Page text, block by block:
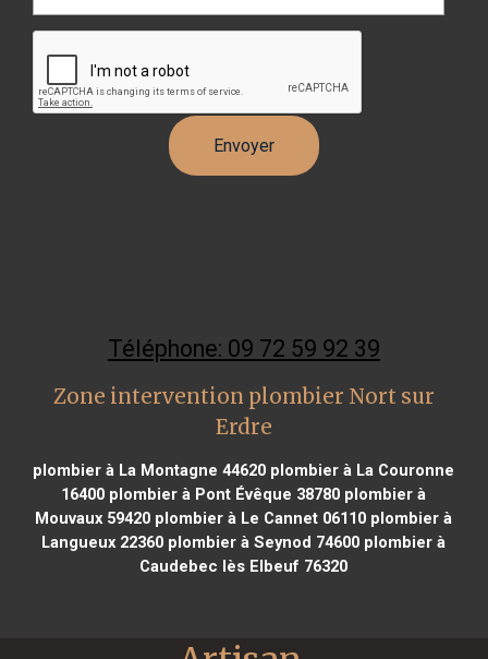
Téléphone: 09 72 59 92 39
Zone intervention plombier Nort sur
Erdre
plombier à La Montagne 44620 plombier à La Couronne
16400 plombier à Pont Évêque 38780 plombier à
Mouvaux 59420 plombier à Le Cannet 06110 plombier à
Langueux 22360 plombier à Seynod 74600 plombier à
Caudebec lès Elbeuf 76320